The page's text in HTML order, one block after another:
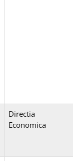
Directia
Economica